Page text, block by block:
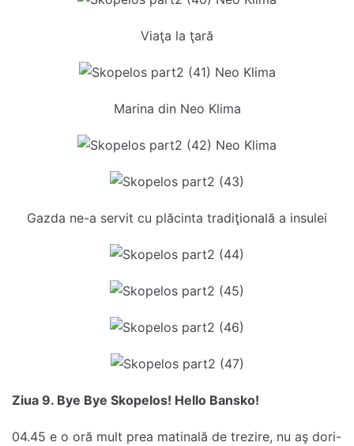
Viaţa la ţară
Marina din Neo Klima
Gazda ne-a servit cu plăcinta tradiţională a insulei
Ziua 9. Bye Bye Skopelos! Hello Bansko!
04.45 e o oră mult prea matinală de trezire, nu aş dori-